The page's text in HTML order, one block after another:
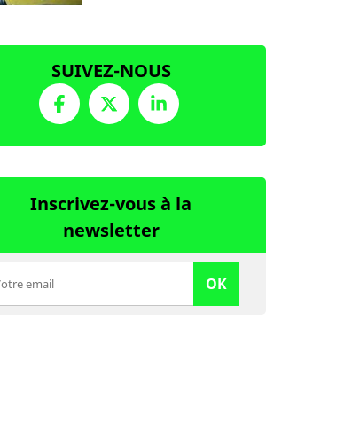
SUIVEZ-NOUS
Inscrivez-vous à la
newsletter
OK